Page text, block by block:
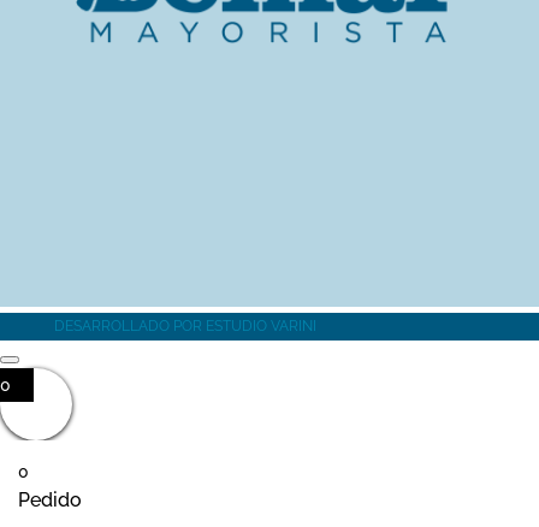
DESARROLLADO POR ESTUDIO VARINI
0
0
Pedido